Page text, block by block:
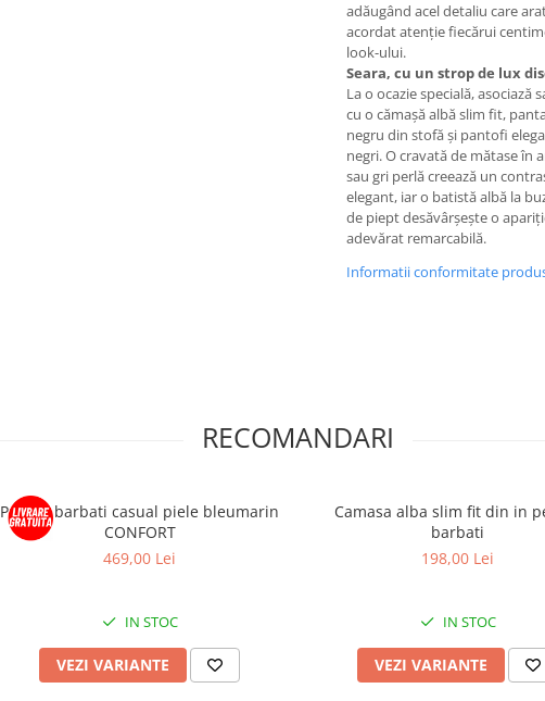
adăugând acel detaliu care
acordat atenție fiecărui
look-ului.
Seara, cu un strop de lux
La o ocazie specială, asociază
cu o cămașă albă slim fit,
negru din stofă și pantofi
negri. O cravată de mătase în
sau gri perlă creează un
elegant, iar o batistă albă la
de piept desăvârșește o
adevărat remarcabilă.
Informatii conformitate
RECOMANDARI
Pantofi barbati casual piele bleumarin
CONFORT
469,00 Lei
IN STOC
VEZI VARIANTE
Camasa alba slim fit din in
barbati
198,00 Lei
IN STOC
VEZI VARIANTE